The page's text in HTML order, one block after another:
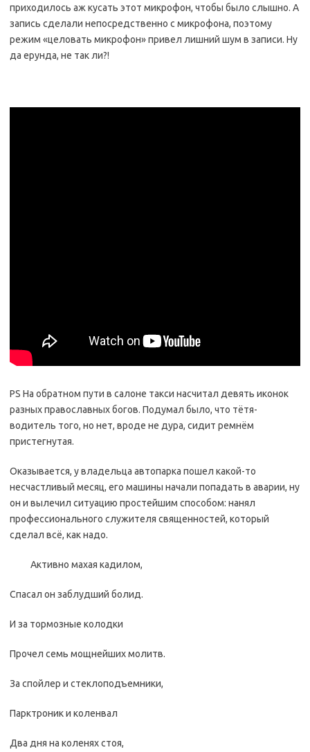
приходилось аж кусать этот микрофон, чтобы было слышно. А
запись сделали непосредственно с микрофона, поэтому
режим «целовать микрофон» привел лишний шум в записи. Ну
да ерунда, не так ли?!
PS На обратном пути в салоне такси насчитал девять иконок
разных православных богов. Подумал было, что тётя-
водитель того, но нет, вроде не дура, сидит ремнём
пристегнутая.
Оказывается, у владельца автопарка пошел какой-то
несчастливый месяц, его машины начали попадать в аварии, ну
он и вылечил ситуацию простейшим способом: нанял
профессионального служителя священностей, который
сделал всё, как надо.
Активно махая кадилом,
Спасал он заблудший болид.
И за тормозные колодки
Прочел семь мощнейших молитв.
За спойлер и стеклоподъемники,
Парктроник и коленвал
Два дня на коленях стоя,